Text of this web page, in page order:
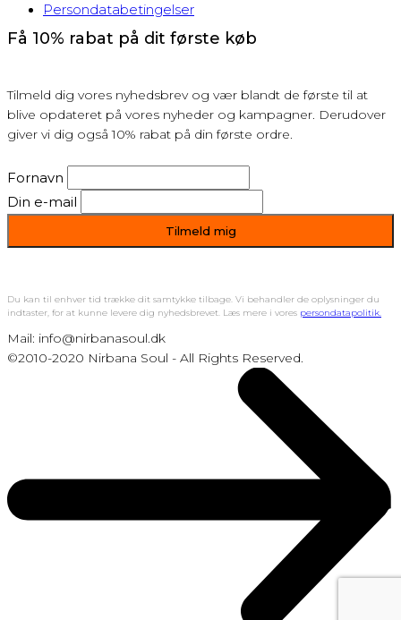
Persondatabetingelser
Få 10% rabat på dit første køb
Tilmeld dig vores nyhedsbrev og vær blandt de første til at
blive opdateret på vores nyheder og kampagner. Derudover
giver vi dig også 10% rabat på din første ordre.
Fornavn
Din e-mail
Du kan til enhver tid trække dit samtykke tilbage. Vi behandler de oplysninger du
indtaster, for at kunne levere dig nyhedsbrevet. Læs mere i vores persondatapolitik.
Mail: info@nirbanasoul.dk
©2010-2020 Nirbana Soul - All Rights Reserved.